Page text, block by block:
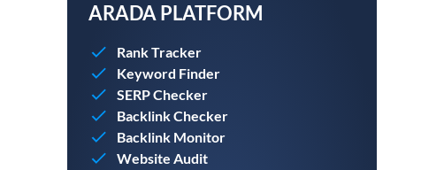
ARADA PLATFORM
Rank Tracker
Keyword Finder
SERP Checker
Backlink Checker
Backlink Monitor
Website Audit